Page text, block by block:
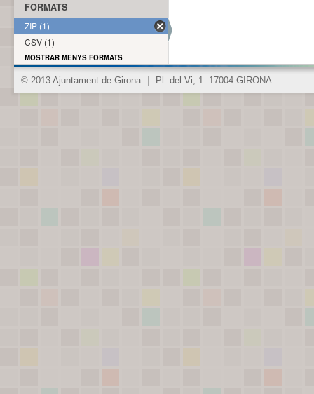
FORMATS
ZIP (1)
CSV (1)
MOSTRAR MENYS FORMATS
© 2013 Ajuntament de Girona Pl. del Vi, 1. 17004 GIRONA